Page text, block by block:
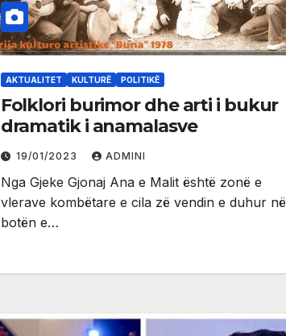
AKTUALITET KULTURË POLITIKË
Folklori burimor dhe arti i bukur
dramatik i anamalasve
19/01/2023 ADMINI
Nga Gjeke Gjonaj Ana e Malit është zonë e
vlerave kombëtare e cila zë vendin e duhur në
botën e…